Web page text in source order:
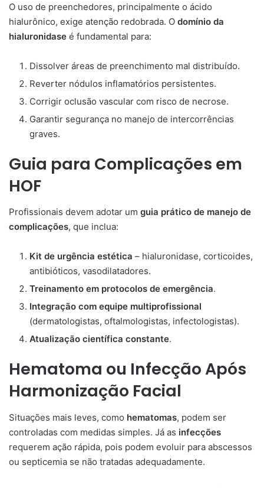
O uso de preenchedores, principalmente o ácido
hialurônico, exige atenção redobrada. O domínio da
hialuronidase é fundamental para:
Dissolver áreas de preenchimento mal distribuído.
Reverter nódulos inflamatórios persistentes.
Corrigir oclusão vascular com risco de necrose.
Garantir segurança no manejo de intercorrências
graves.
Guia para Complicações em
HOF
Profissionais devem adotar um guia prático de manejo de
complicações, que inclua:
Kit de urgência estética – hialuronidase, corticoides,
antibióticos, vasodilatadores.
Treinamento em protocolos de emergência.
Integração com equipe multiprofissional
(dermatologistas, oftalmologistas, infectologistas).
Atualização científica constante.
Hematoma ou Infecção Após
Harmonização Facial
Situações mais leves, como hematomas, podem ser
controladas com medidas simples. Já as infecções
requerem ação rápida, pois podem evoluir para abscessos
ou septicemia se não tratadas adequadamente.